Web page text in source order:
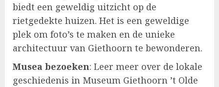
biedt een geweldig uitzicht op de
rietgedekte huizen. Het is een geweldige
plek om foto’s te maken en de unieke
architectuur van Giethoorn te bewonderen.
Musea bezoeken: Leer meer over de lokale
geschiedenis in Museum Giethoorn ’t Olde